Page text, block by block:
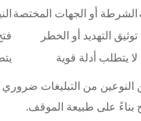
الشرطة أو الجهات المختصة
توثيق التهديد أو الخطر
لا يتطلب أدلة قوية
النوعين من التبليغات
بناءً على طبيعة الموقف.